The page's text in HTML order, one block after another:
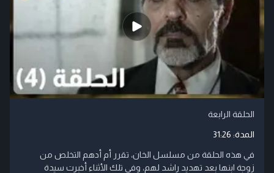
الحلقة الرابعة
المدة: 31:26
في هذه الحلقة من مسلسل الخان، تقرر أم أدهم التخلص من
زوجة ابنها بعد تهديد راشد لهم، وفي تلك الأثناء أخبرت سيدة